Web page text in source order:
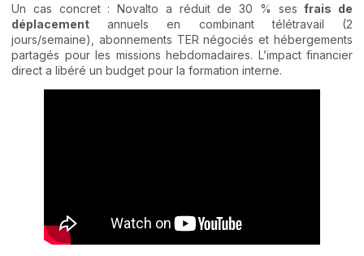
Un cas concret : Novalto a réduit de 30 % sesfrais de
déplacement annuels en combinant télétravail (2
jours/semaine), abonnements TER négociés et hébergements
partagés pour les missions hebdomadaires. L’impact financier
direct a libéré un budget pour la formation interne.